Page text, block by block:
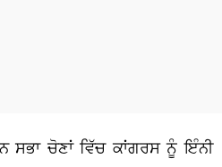
ਸਭਾ ਚੋਣਾਂ ਵਿੱਚ ਕਾਂਗਰਸ ਨੂੰ ਇੰਨੀ